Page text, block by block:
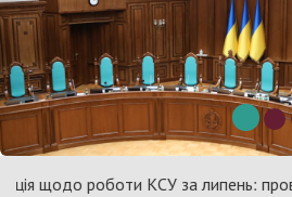
щодо роботи КСУ за липень: